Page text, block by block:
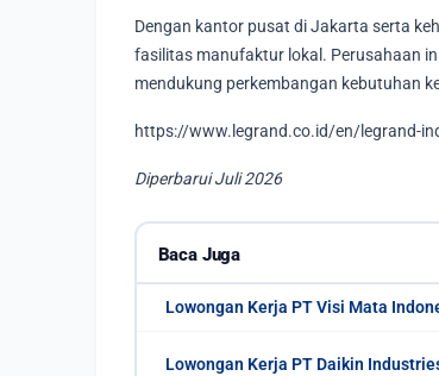
Dengan kantor pusat di Jakarta serta
fasilitas manufaktur lokal. Perusahaan
mendukung perkembangan kebutuhan
https://www.legrand.co.id/en/legrand-
Diperbarui Juli 2026
Baca Juga
Lowongan Kerja PT Visi Mata
Lowongan Kerja PT Daikin